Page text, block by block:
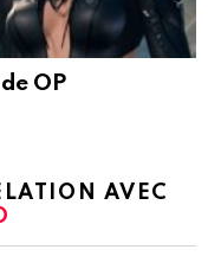
OP
AVEC